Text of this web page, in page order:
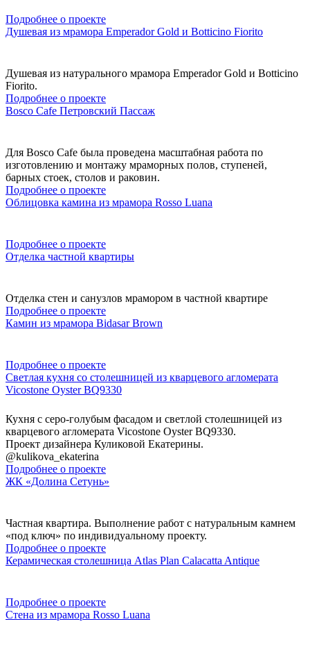
Подробнее о проекте
Душевая из мрамора Emperador Gold и Botticino Fiorito
Душевая из натурального мрамора Emperador Gold и Botticino
Fiorito.
Подробнее о проекте
Bosco Cafe Петровский Пассаж
Для Bosco Cafe была проведена масштабная работа по
изготовлению и монтажу мраморных полов, ступеней,
барных стоек, столов и раковин.
Подробнее о проекте
Облицовка камина из мрамора Rosso Luana
Подробнее о проекте
Отделка частной квартиры
Отделка стен и санузлов мрамором в частной квартире
Подробнее о проекте
Камин из мрамора Bidasar Brown
Подробнее о проекте
Светлая кухня со столешницей из кварцевого агломерата
Vicostone Oyster BQ9330
Кухня с серо-голубым фасадом и светлой столешницей из
кварцевого агломерата Vicostone Oyster BQ9330.
Проект дизайнера Куликовой Екатерины.
@kulikova_ekaterina
Подробнее о проекте
ЖК «Долина Сетунь»
Частная квартира. Выполнение работ с натуральным камнем
«под ключ» по индивидуальному проекту.
Подробнее о проекте
Керамическая столешница Atlas Plan Calacatta Antique
Подробнее о проекте
Стена из мрамора Rosso Luana